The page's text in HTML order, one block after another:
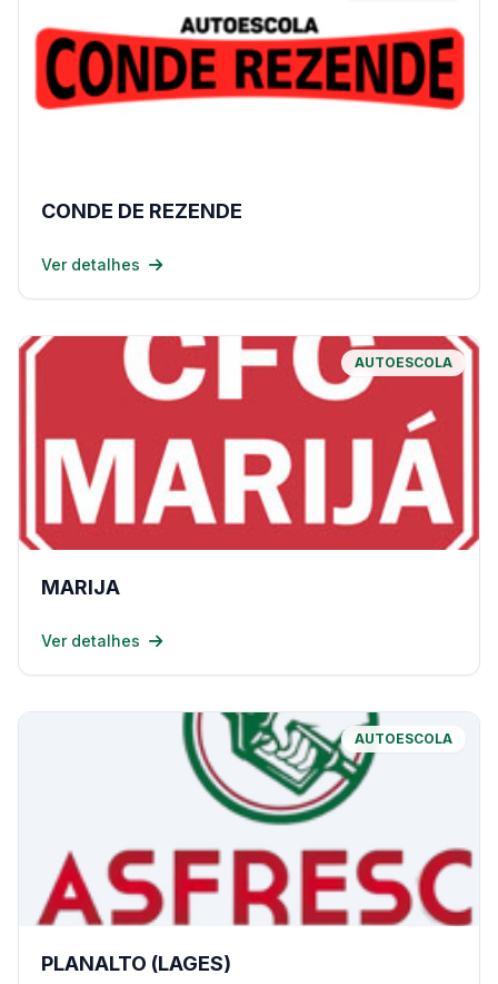
CONDE DE REZENDE
Ver detalhes
AUTOESCOLA
MARIJA
Ver detalhes
AUTOESCOLA
PLANALTO (LAGES)